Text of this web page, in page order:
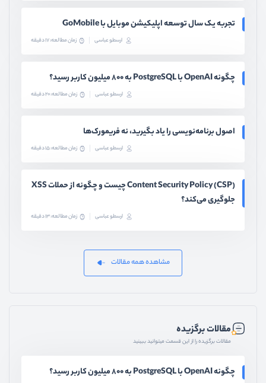
تجربه یک سال توسعه اپلیکیشن موبایل با GoMobile
ارسطو عباسی زمان مطالعه: 17 دقیقه
چگونه OpenAI با PostgreSQL به ۸۰۰ میلیون کاربر رسید؟
ارسطو عباسی زمان مطالعه: 20 دقیقه
اصول برنامه‌نویسی را یاد بگیرید، نه فریمورک‌ها
ارسطو عباسی زمان مطالعه: 15 دقیقه
Content Security Policy (CSP) چیست و چگونه از حملات XSS
جلوگیری می‌کند؟
ارسطو عباسی زمان مطالعه: 13 دقیقه
مشاهده همه مقالات
مقالات برگزیده
مقالات برگزیده را از این قسمت میتوانید ببینید
چگونه OpenAI با PostgreSQL به ۸۰۰ میلیون کاربر رسید؟